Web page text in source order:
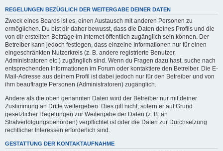
REGELUNGEN BEZÜGLICH DER WEITERGABE DEINER DATEN
Zweck eines Boards ist es, einen Austausch mit anderen Personen zu
ermöglichen. Du bist dir daher bewusst, dass die Daten deines Profils und die
von dir erstellten Beiträge im Internet öffentlich zugänglich sein können. Der
Betreiber kann jedoch festlegen, dass einzelne Informationen nur für einen
eingeschränkten Nutzerkreis (z. B. andere registrierte Benutzer,
Administratoren etc.) zugänglich sind. Wenn du Fragen dazu hast, suche nach
entsprechenden Informationen im Forum oder kontaktiere den Betreiber. Die E-
Mail-Adresse aus deinem Profil ist dabei jedoch nur für den Betreiber und von
ihm beauftragte Personen (Administratoren) zugänglich.
Andere als die oben genannten Daten wird der Betreiber nur mit deiner
Zustimmung an Dritte weitergeben. Dies gilt nicht, sofern er auf Grund
gesetzlicher Regelungen zur Weitergabe der Daten (z. B. an
Strafverfolgungsbehörden) verpflichtet ist oder die Daten zur Durchsetzung
rechtlicher Interessen erforderlich sind.
GESTATTUNG DER KONTAKTAUFNAHME